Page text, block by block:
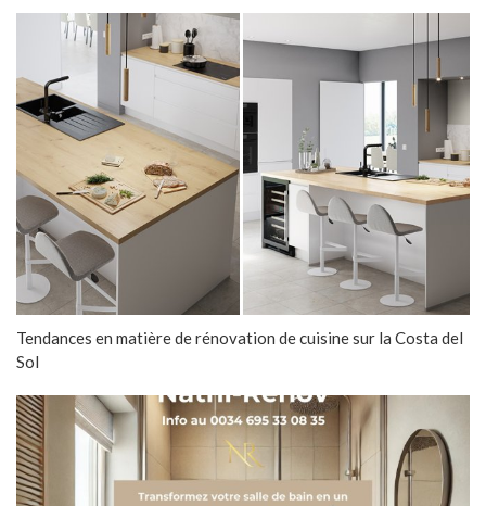
Tendances en matière de rénovation de cuisine sur la Costa del
Sol